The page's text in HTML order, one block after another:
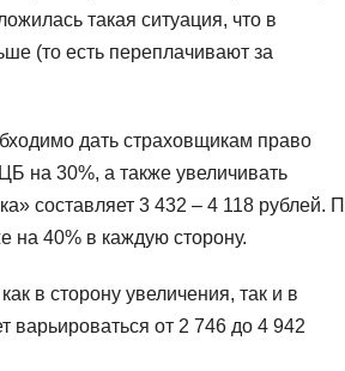
такая ситуация, что в
(то есть переплачивают за
дать страховщикам право
на 30%, а также увеличивать
составляет 3 432 – 4 118 рублей.
на 40% в каждую сторону.
в сторону увеличения, так и в
варьироваться от 2 746 до 4 942